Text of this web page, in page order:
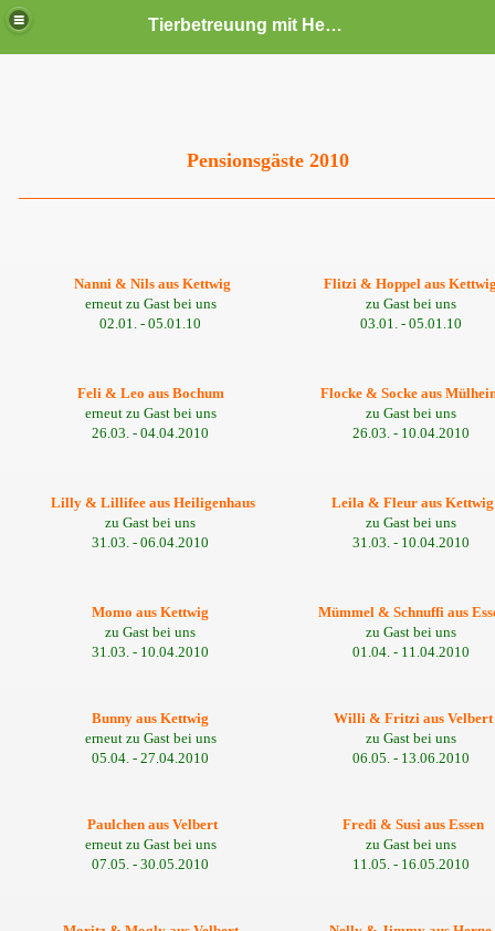
Tierbetreuung mit Herz und Verstand
Pensionsgäste 2010
Nanni & Nils aus Kettwig
erneut zu Gast bei uns
02.01. - 05.01.10
Flitzi & Hoppel aus
zu Gast bei uns
03.01. - 05.01.10
Feli & Leo aus Bochum
erneut zu Gast bei uns
26.03. - 04.04.2010
Flocke & Socke aus
zu Gast bei uns
26.03. - 10.04.2010
Lilly & Lillifee aus Heiligenhaus
zu Gast bei uns
31.03. - 06.04.2010
Leila & Fleur aus Kettwig
zu Gast bei uns
31.03. - 10.04.2010
Momo aus Kettwig
zu Gast bei uns
31.03. - 10.04.2010
Mümmel & Schnuffi aus
zu Gast bei uns
01.04. - 11.04.2010
Bunny aus Kettwig
erneut zu Gast bei uns
05.04. - 27.04.2010
Willi & Fritzi aus Velbert
zu Gast bei uns
06.05. - 13.06.2010
Paulchen aus Velbert
erneut zu Gast bei uns
07.05. - 30.05.2010
Fredi & Susi aus Essen
zu Gast bei uns
11.05. - 16.05.2010